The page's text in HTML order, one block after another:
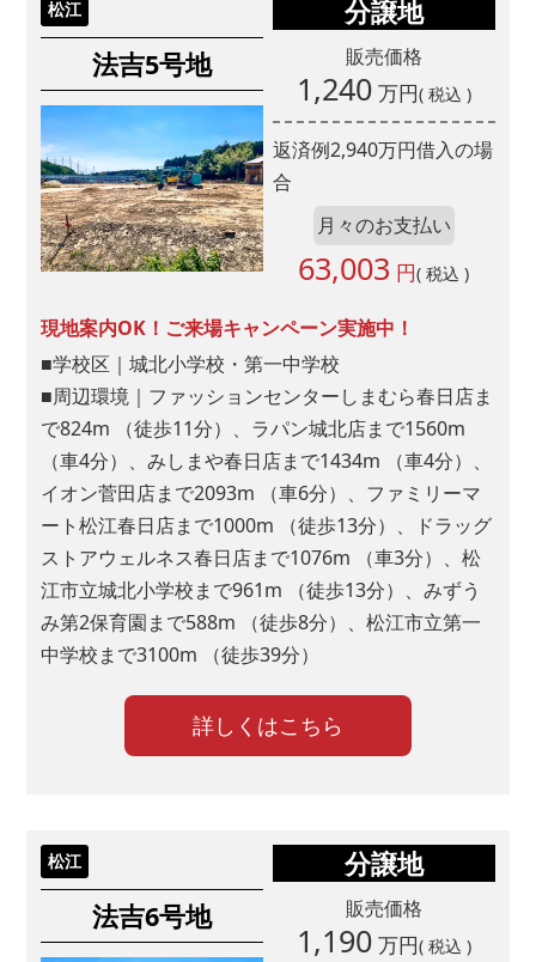
松江
法吉5号地
分譲地
販売価格
1,240万円( 税込 )
返済例2,940万円借入の場
合
月々のお支払い
63,003 円( 税込 )
現地案内OK！ご来場キャンペーン実施中！
■学校区｜城北小学校・第一中学校
■周辺環境｜ファッションセンターしまむら春日店ま
で824m （徒歩11分）、ラパン城北店まで1560m
（車4分）、みしまや春日店まで1434m （車4分）、
イオン菅田店まで2093m （車6分）、ファミリーマ
ート松江春日店まで1000m （徒歩13分）、ドラッグ
ストアウェルネス春日店まで1076m （車3分）、松
江市立城北小学校まで961m （徒歩13分）、みずう
み第2保育園まで588m （徒歩8分）、松江市立第一
中学校まで3100m （徒歩39分）
詳しくはこちら
松江
法吉6号地
分譲地
販売価格
1,190万円( 税込 )